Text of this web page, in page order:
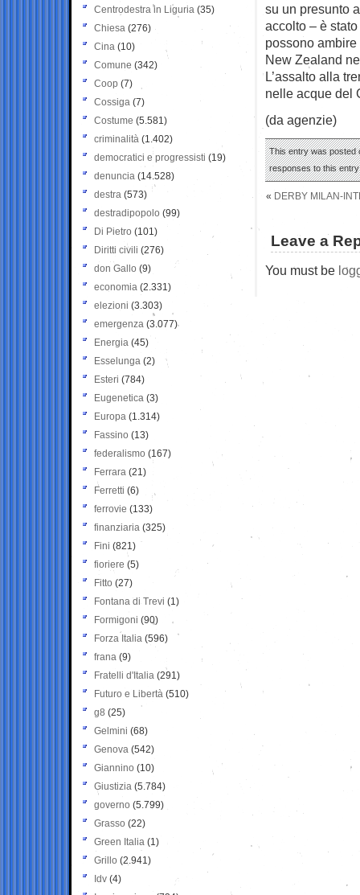
su un presunto
accolto – è
possono
New Zealand
L’assalto alla
nelle acque del
(da agenzie)
This entry was posted
responses to this
« DERBY MILAN-
Leave a
You must be
Centrodestra in Liguria (35)
Chiesa (276)
Cina (10)
Comune (342)
Coop (7)
Cossiga (7)
Costume (5.581)
criminalità (1.402)
democratici e progressisti (19)
denuncia (14.528)
destra (573)
destradipopolo (99)
Di Pietro (101)
Diritti civili (276)
don Gallo (9)
economia (2.331)
elezioni (3.303)
emergenza (3.077)
Energia (45)
Esselunga (2)
Esteri (784)
Eugenetica (3)
Europa (1.314)
Fassino (13)
federalismo (167)
Ferrara (21)
Ferretti (6)
ferrovie (133)
finanziaria (325)
Fini (821)
fioriere (5)
Fitto (27)
Fontana di Trevi (1)
Formigoni (90)
Forza Italia (596)
frana (9)
Fratelli d'Italia (291)
Futuro e Libertà (510)
g8 (25)
Gelmini (68)
Genova (542)
Giannino (10)
Giustizia (5.784)
governo (5.799)
Grasso (22)
Green Italia (1)
Grillo (2.941)
Idv (4)